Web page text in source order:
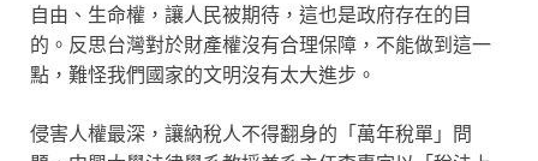
自由、生命權，讓人民被期待，這也是政府存在的目
的。反思台灣對於財產權沒有合理保障，不能做到這一
點，難怪我們國家的文明沒有太大進步。
侵害人權最深，讓納稅人不得翻身的「萬年稅單」問